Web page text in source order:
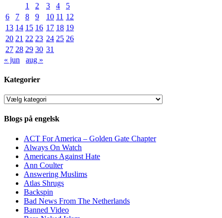
1
2 3 4
5
6
7 8 9 10 11 12
13 14 15 16 17 18 19
20 21 22 23 24 25 26
27 28 29 30 31
« jun
aug »
Kategorier
Kategorier
Blogs på engelsk
ACT For America – Golden Gate Chapter
Always On Watch
Americans Against Hate
Ann Coulter
Answering Muslims
Atlas Shrugs
Backspin
Bad News From The Netherlands
Banned Video